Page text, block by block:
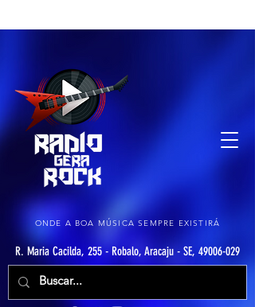
ONDE A BOA MÚSICA SEMPRE EXISTIRÁ
R. Maria Cacilda, 255 - Robalo, Aracaju - SE, 49006-029